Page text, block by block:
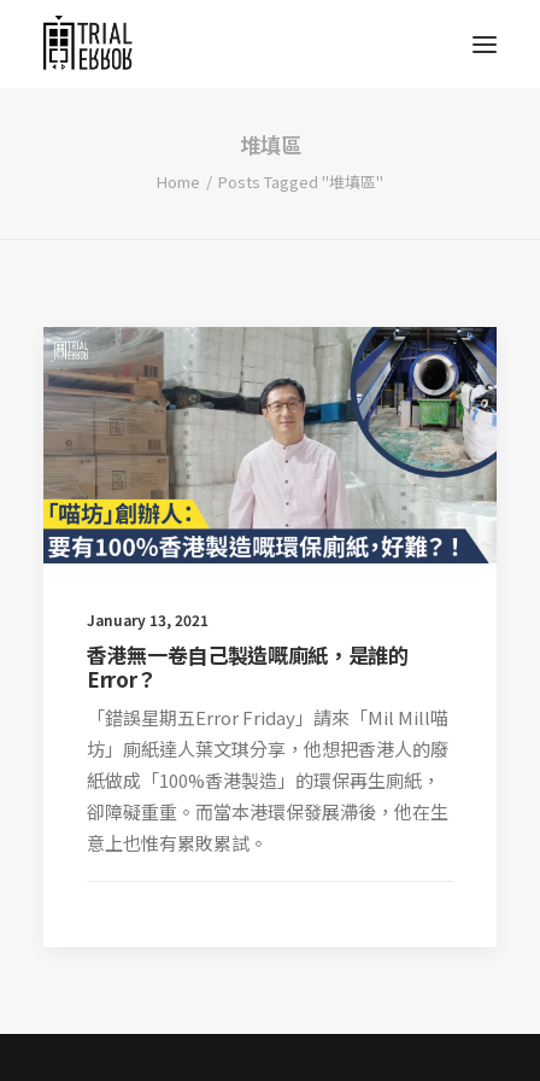
堆填區
Home Posts Tagged "堆填區"
January 13, 2021
香港無一卷自己製造嘅廁紙，是誰的
Error？
「錯誤星期五Error Friday」請來「Mil Mill喵
坊」廁紙達人葉文琪分享，他想把香港人的廢
紙做成「100%香港製造」的環保再生廁紙，
卻障礙重重。而當本港環保發展滯後，他在生
意上也惟有累敗累試。